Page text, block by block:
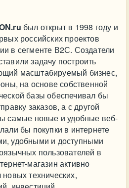
был открыт в 1998 году и
российских проектов
в сегменте В2С. Создатели
задачу построить
масштабируемый бизнес,
на основе собственной
базы обеспечивал бы
заказов, а с другой
самые новые и удобные веб-
бы покупки в интернете
удобными и доступными
пользователей в
магазин активно
технических,